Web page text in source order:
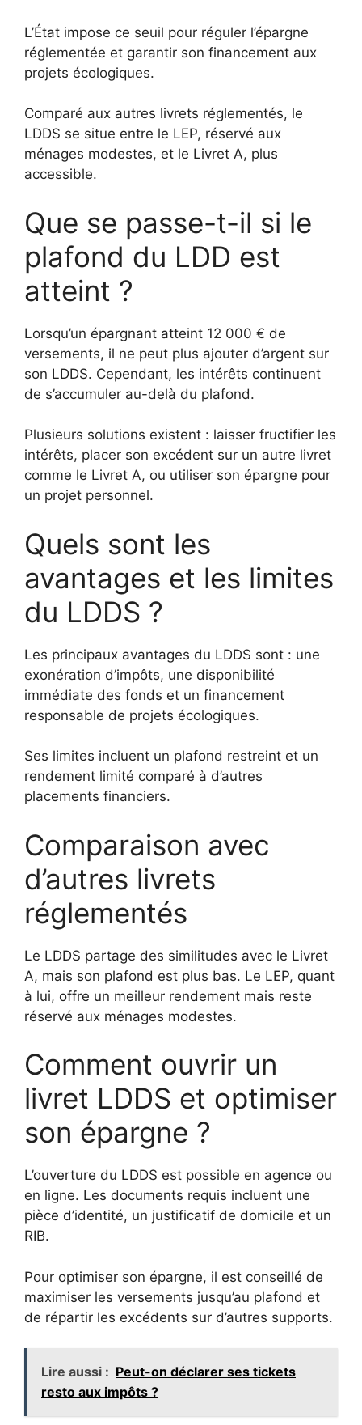
L’État impose ce seuil pour réguler l’épargne
réglementée et garantir son financement aux
projets écologiques.
Comparé aux autres livrets réglementés, le
LDDS se situe entre le LEP, réservé aux
ménages modestes, et le Livret A, plus
accessible.
Que se passe-t-il si le
plafond du LDD est
atteint ?
Lorsqu’un épargnant atteint 12 000 € de
versements, il ne peut plus ajouter d’argent sur
son LDDS. Cependant, les intérêts continuent
de s’accumuler au-delà du plafond.
Plusieurs solutions existent : laisser fructifier les
intérêts, placer son excédent sur un autre livret
comme le Livret A, ou utiliser son épargne pour
un projet personnel.
Quels sont les
avantages et les limites
du LDDS ?
Les principaux avantages du LDDS sont : une
exonération d’impôts, une disponibilité
immédiate des fonds et un financement
responsable de projets écologiques.
Ses limites incluent un plafond restreint et un
rendement limité comparé à d’autres
placements financiers.
Comparaison avec
d’autres livrets
réglementés
Le LDDS partage des similitudes avec le Livret
A, mais son plafond est plus bas. Le LEP, quant
à lui, offre un meilleur rendement mais reste
réservé aux ménages modestes.
Comment ouvrir un
livret LDDS et optimiser
son épargne ?
L’ouverture du LDDS est possible en agence ou
en ligne. Les documents requis incluent une
pièce d’identité, un justificatif de domicile et un
RIB.
Pour optimiser son épargne, il est conseillé de
maximiser les versements jusqu’au plafond et
de répartir les excédents sur d’autres supports.
Lire aussi : Peut-on déclarer ses tickets
resto aux impôts ?